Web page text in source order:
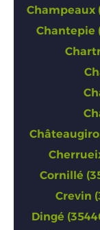
Champeaux
Chantepie
Cornillé
Crevin
Dingé